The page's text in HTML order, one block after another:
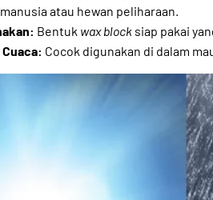
atau hewan peliharaan.
Bentuk wax blocksiap pakai
Cuaca: Cocok digunakan di dalam